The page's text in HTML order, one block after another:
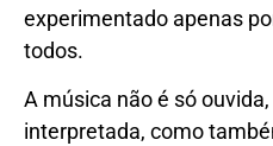
experimentado apenas
todos.
A música não é só
interpretada, como